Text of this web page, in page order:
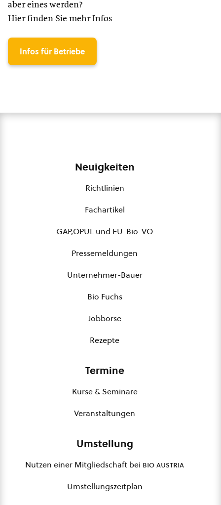
aber eines werden?
Hier finden Sie mehr Infos
Infos für Betriebe
Neuigkeiten
Richtlinien
Fachartikel
GAP,ÖPUL und EU-Bio-VO
Pressemeldungen
Unternehmer-Bauer
Bio Fuchs
Jobbörse
Rezepte
Termine
Kurse & Seminare
Veranstaltungen
Umstellung
Nutzen einer Mitgliedschaft bei bio austria
Umstellungszeitplan